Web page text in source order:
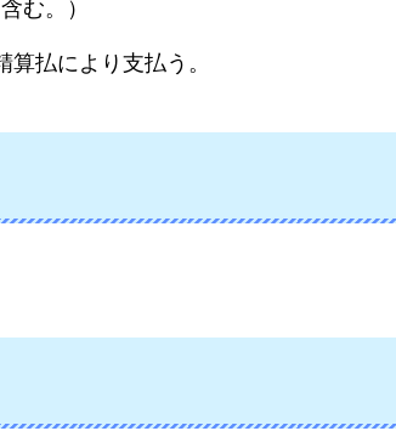
む。）
払により支払う。